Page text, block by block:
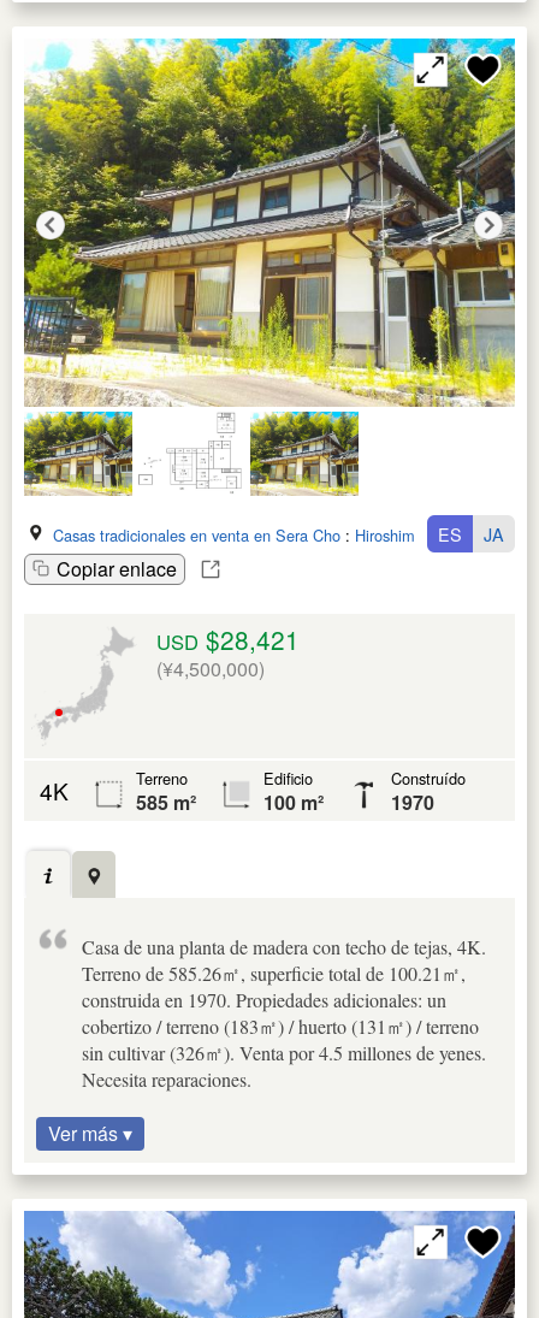
Casas tradicionales en venta en Sera Cho : Hiroshima Ken
Copiar enlace
ES JA
USD $28,421
(¥4,500,000)
4K Terreno
585 m²
Edificio
100 m²
Construído
1970
Casa de una planta de madera con techo de tejas, 4K.
Terreno de 585.26㎡, superficie total de 100.21㎡,
construida en 1970. Propiedades adicionales: un
cobertizo / terreno (183㎡) / huerto (131㎡) / terreno
sin cultivar (326㎡). Venta por 4.5 millones de yenes.
Necesita reparaciones.
Ver más ▾